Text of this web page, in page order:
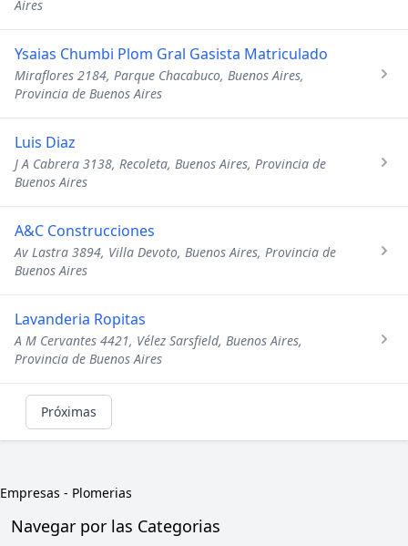
Aires
Ysaias Chumbi Plom Gral Gasista Matriculado
Miraflores 2184, Parque Chacabuco, Buenos Aires,
Provincia de Buenos Aires
Luis Diaz
J A Cabrera 3138, Recoleta, Buenos Aires, Provincia de
Buenos Aires
A&C Construcciones
Av Lastra 3894, Villa Devoto, Buenos Aires, Provincia de
Buenos Aires
Lavanderia Ropitas
A M Cervantes 4421, Vélez Sarsfield, Buenos Aires,
Provincia de Buenos Aires
Próximas
Empresas - Plomerias
Navegar por las Categorias